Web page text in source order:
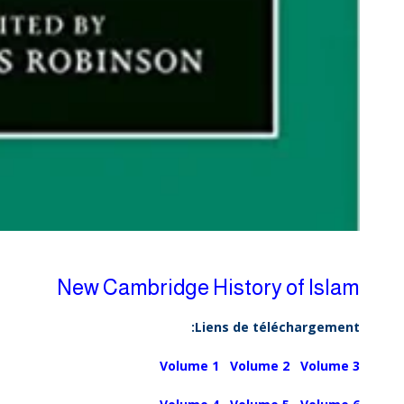
New Cambridge History of Islam
Liens de téléchargement:
Volume 1 Volume 2 Volume 3